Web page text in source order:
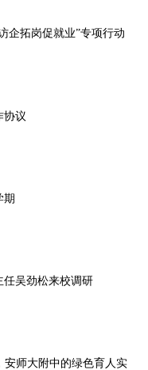
企拓岗促就业”专项行动
协议
期
任吴劲松来校调研
安师大附中的绿色育人实